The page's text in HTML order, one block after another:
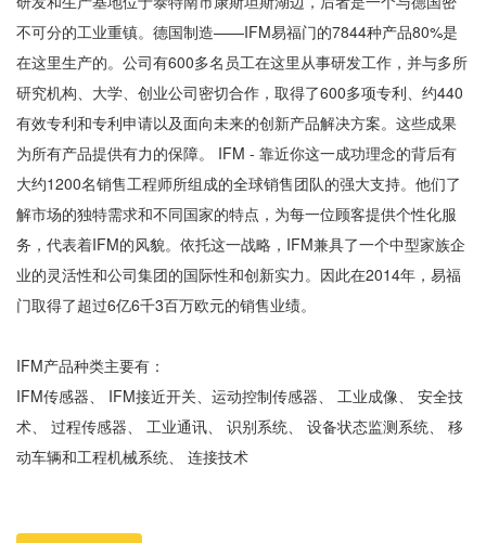
不可分的工业重镇。德国制造——IFM易福门的7844种产品80%是
在这里生产的。公司有600多名员工在这里从事研发工作，并与多所
研究机构、大学、创业公司密切合作，取得了600多项专利、约440
有效专利和专利申请以及面向未来的创新产品解决方案。这些成果
为所有产品提供有力的保障。 IFM - 靠近你这一成功理念的背后有
大约1200名销售工程师所组成的全球销售团队的强大支持。他们了
解市场的独特需求和不同国家的特点，为每一位顾客提供个性化服
务，代表着IFM的风貌。依托这一战略，IFM兼具了一个中型家族企
业的灵活性和公司集团的国际性和创新实力。因此在2014年，易福
门取得了超过6亿6千3百万欧元的销售业绩。
IFM产品种类主要有：
IFM传感器、 IFM接近开关、运动控制传感器、 工业成像、 安全技
术、 过程传感器、 工业通讯、 识别系统、 设备状态监测系统、 移
动车辆和工程机械系统、 连接技术